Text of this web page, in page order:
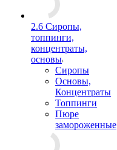
2.6 Сиропы,
топпинги,
концентраты,
основы
Сиропы
Основы,
Концентраты
Топпинги
Пюре
замороженные